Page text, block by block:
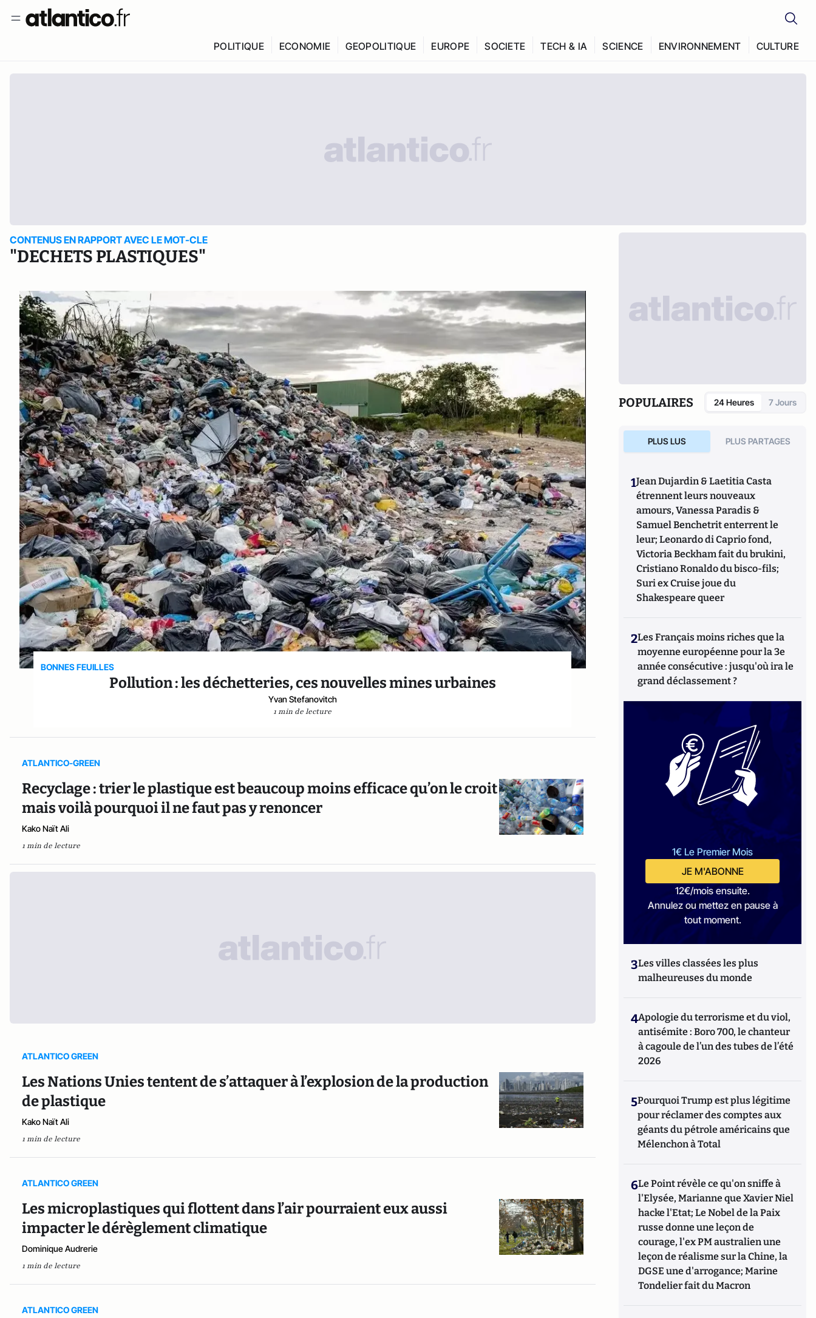
POLITIQUE ECONOMIE GEOPOLITIQUE EUROPE SOCIETE TECH & IA SCIENCE ENVIRONNEMENT CULTURE
CONTENUS EN RAPPORT AVEC LE MOT-CLE
"DECHETS PLASTIQUES"
BONNES FEUILLES
Pollution : les déchetteries, ces nouvelles mines urbaines
Yvan Stefanovitch
1 min de lecture
ATLANTICO-GREEN
Recyclage : trier le plastique est beaucoup moins efficace qu’on le croit
mais voilà pourquoi il ne faut pas y renoncer
Kako Naït Ali
1 min de lecture
ATLANTICO GREEN
Les Nations Unies tentent de s’attaquer à l’explosion de la production
de plastique
Kako Naït Ali
1 min de lecture
ATLANTICO GREEN
Les microplastiques qui flottent dans l’air pourraient eux aussi
impacter le dérèglement climatique
Dominique Audrerie
1 min de lecture
ATLANTICO GREEN
POPULAIRES 24 Heures 7 Jours
PLUS LUS PLUS PARTAGES
1Jean Dujardin & Laetitia Casta
étrennent leurs nouveaux
amours, Vanessa Paradis &
Samuel Benchetrit enterrent le
leur; Leonardo di Caprio fond,
Victoria Beckham fait du brukini,
Cristiano Ronaldo du bisco-fils;
Suri ex Cruise joue du
Shakespeare queer
2Les Français moins riches que la
moyenne européenne pour la 3e
année consécutive : jusqu'où ira le
grand déclassement ?
1€ Le Premier Mois
JE M'ABONNE
12€/mois ensuite.
Annulez ou mettez en pause à
tout moment.
3Les villes classées les plus
malheureuses du monde
4Apologie du terrorisme et du viol,
antisémite : Boro 700, le chanteur
à cagoule de l’un des tubes de l’été
2026
5Pourquoi Trump est plus légitime
pour réclamer des comptes aux
géants du pétrole américains que
Mélenchon à Total
6Le Point révèle ce qu'on sniffe à
l'Elysée, Marianne que Xavier Niel
hacke l'Etat; Le Nobel de la Paix
russe donne une leçon de
courage, l'ex PM australien une
leçon de réalisme sur la Chine, la
DGSE une d'arrogance; Marine
Tondelier fait du Macron